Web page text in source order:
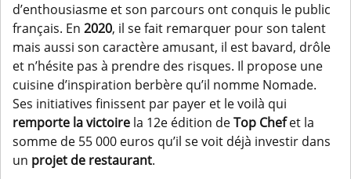
d’enthousiasme et son parcours ont conquis le public
français. En 2020, il se fait remarquer pour son talent
mais aussi son caractère amusant, il est bavard, drôle
et n’hésite pas à prendre des risques. Il propose une
cuisine d’inspiration berbère qu’il nomme Nomade.
Ses initiatives finissent par payer et le voilà qui
remporte la victoire la 12e édition deTop Chefet la
somme de 55 000 euros qu’il se voit déjà investir dans
un projet de restaurant.